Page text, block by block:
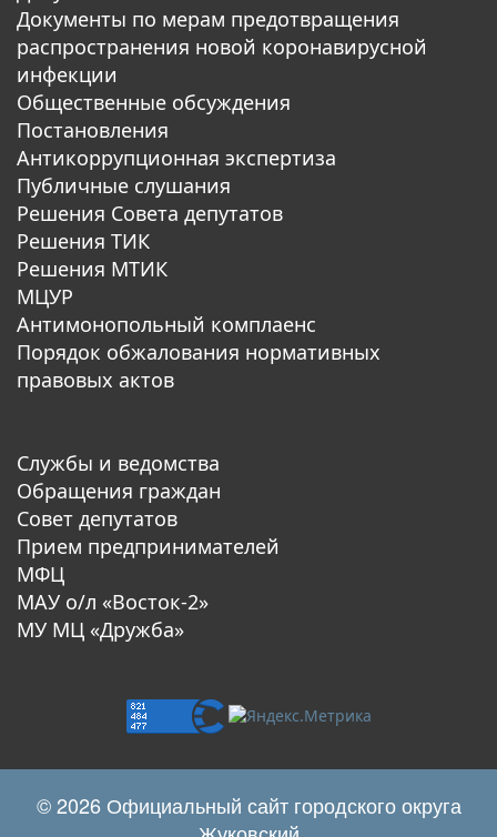
Документы по мерам предотвращения
распространения новой коронавирусной
инфекции
Общественные обсуждения
Постановления
Антикоррупционная экспертиза
Публичные слушания
Решения Совета депутатов
Решения ТИК
Решения МТИК
МЦУР
Антимонопольный комплаенс
Порядок обжалования нормативных
правовых актов
Службы и ведомства
Обращения граждан
Совет депутатов
Прием предпринимателей
МФЦ
МАУ о/л «Восток-2»
МУ МЦ «Дружба»
© 2026 Официальный сайт городского округа